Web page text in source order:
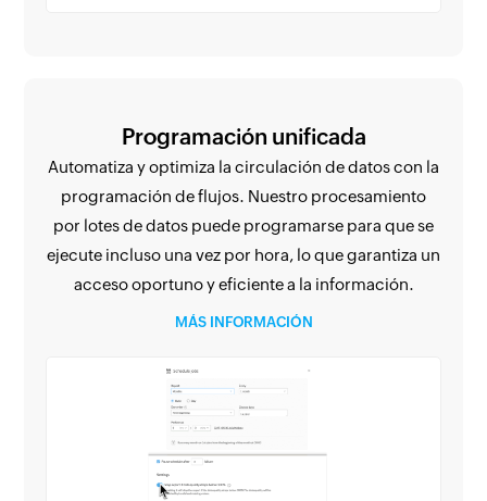
Programación unificada
Automatiza y optimiza la circulación de datos con la
programación de flujos. Nuestro procesamiento
por lotes de datos puede programarse para que se
ejecute incluso una vez por hora, lo que garantiza un
acceso oportuno y eficiente a la información.
MÁS INFORMACIÓN